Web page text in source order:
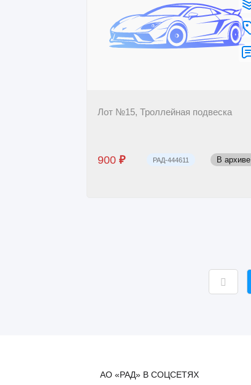
Лот №15, Троллейная подвеска
900 ₽ РАД-444611 В архиве
АО «РАД» В СОЦСЕТЯХ